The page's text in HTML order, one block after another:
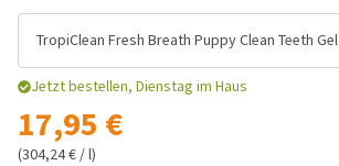
TropiClean Fresh Breath Puppy Clean Teeth Gel
Jetzt bestellen, Dienstag im Haus
17,95 €
(304,24 € / l)